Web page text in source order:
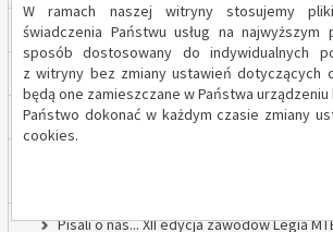
W ramach naszej witryny stosujemy
świadczenia Państwu usług na
sposób dostosowany do indywidualnych
z witryny bez zmiany ustawień dotyczących
będą one zamieszczane w Państwa
Państwo dokonać w każdym czasie zmiany
cookies.
Inwestycja drogowa w Sadowie – prace
Trwają inwestycje w Gminie Iłów
„Modernizacja Oczyszczalni Ścieków w
Strażacy z OSP Iłów walczą o pieniądze
Pisali o nas... XII edycja zawodów Legia